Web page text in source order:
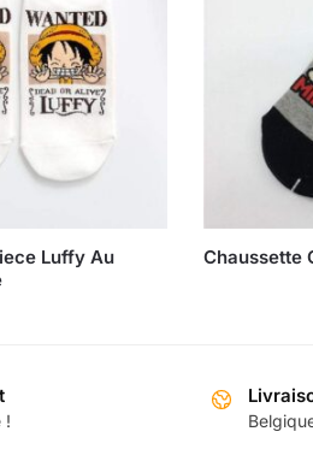
Luffy Au
Chaussette
!